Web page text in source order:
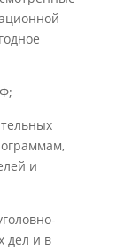
и
дел и в